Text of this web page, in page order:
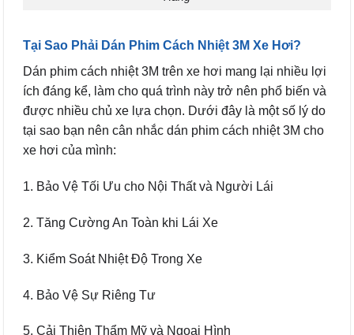
Tại Sao Phải Dán Phim Cách Nhiệt 3M Xe Hơi?
Dán phim cách nhiệt 3M trên xe hơi mang lại nhiều lợi
ích đáng kể, làm cho quá trình này trở nên phổ biến và
được nhiều chủ xe lựa chọn. Dưới đây là một số lý do
tại sao bạn nên cân nhắc dán phim cách nhiệt 3M cho
xe hơi của mình:
1. Bảo Vệ Tối Ưu cho Nội Thất và Người Lái
2. Tăng Cường An Toàn khi Lái Xe
3. Kiểm Soát Nhiệt Độ Trong Xe
4. Bảo Vệ Sự Riêng Tư
5. Cải Thiện Thẩm Mỹ và Ngoại Hình